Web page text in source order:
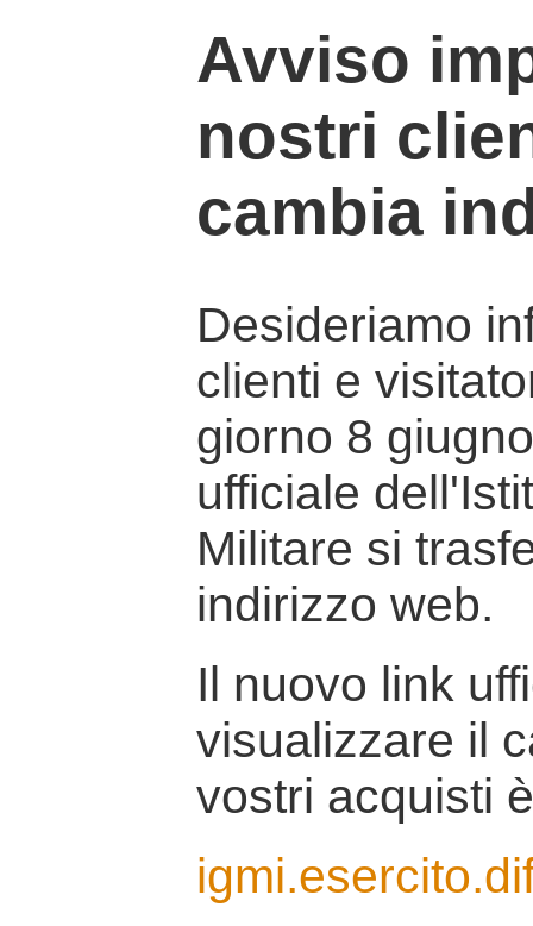
Avviso
nostri
cambia
Desideriamo
clienti e
giorno 8
ufficiale
Militare si
indirizzo web.
Il nuovo link
visualizzare il
vostri acquisti